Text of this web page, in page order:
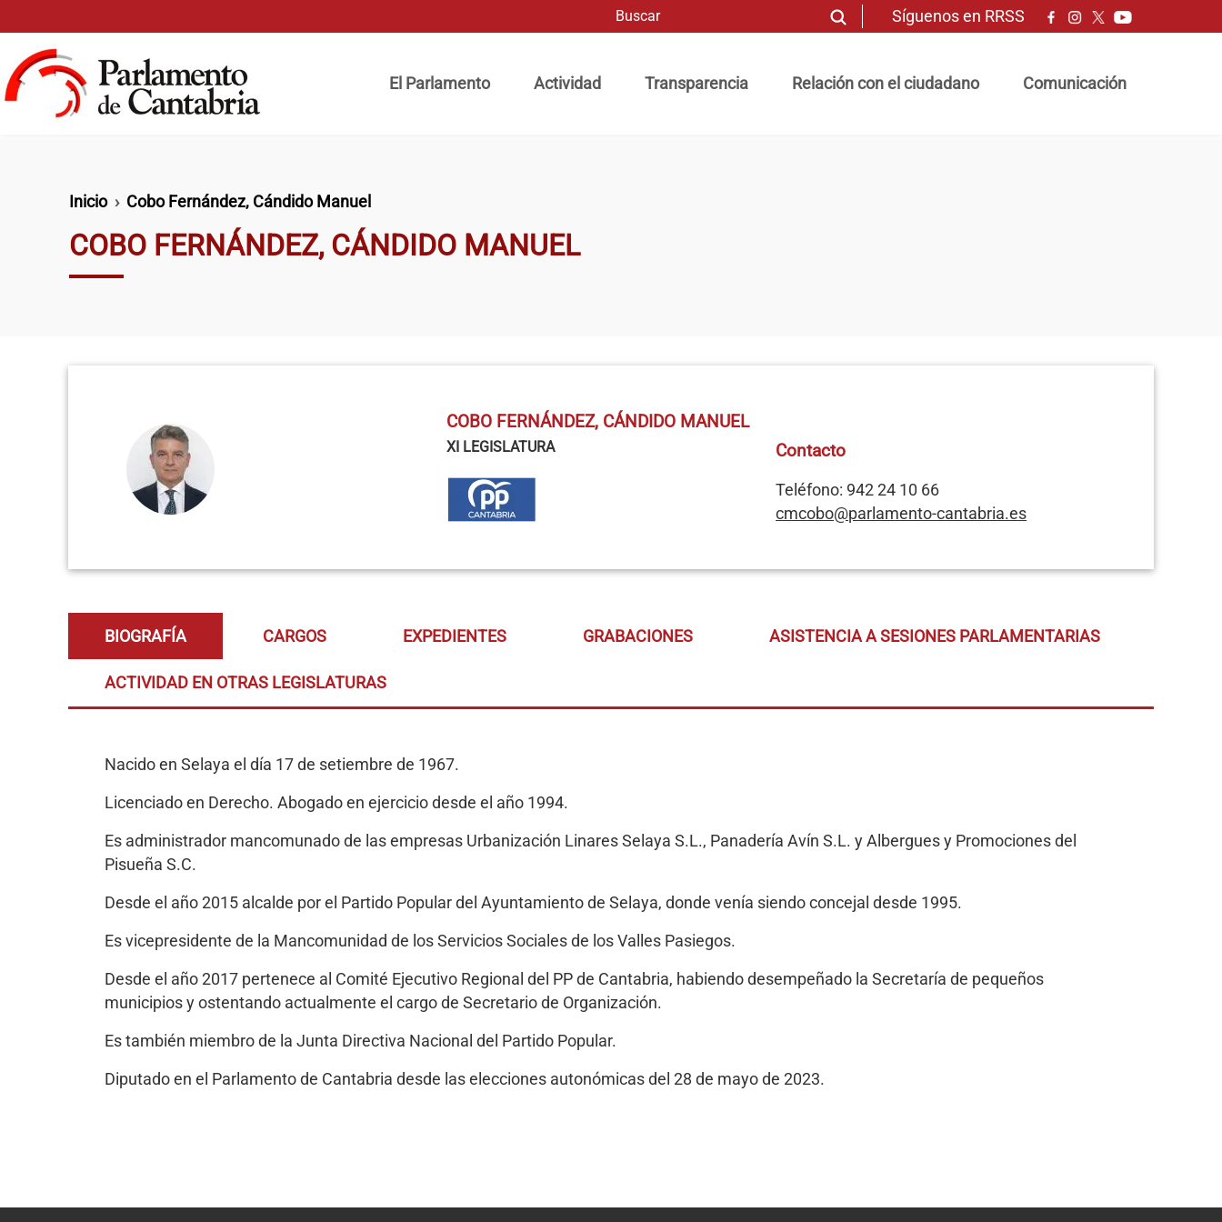
Síguenos en RRSS
El Parlamento
Actividad Transparencia Relación con el ciudadano Comunicación
Ruta de navegación
Inicio Cobo Fernández, Cándido Manuel
COBO FERNÁNDEZ, CÁNDIDO MANUEL
COBO FERNÁNDEZ, CÁNDIDO MANUEL
XI LEGISLATURA Contacto
Teléfono: 942 24 10 66
cmcobo@parlamento-cantabria.es
BIOGRAFÍA CARGOS EXPEDIENTES GRABACIONES ASISTENCIA A SESIONES PARLAMENTARIAS
ACTIVIDAD EN OTRAS LEGISLATURAS
Nacido en Selaya el día 17 de setiembre de 1967.
Licenciado en Derecho. Abogado en ejercicio desde el año 1994.
Es administrador mancomunado de las empresas Urbanización Linares Selaya S.L., Panadería Avín S.L. y Albergues y Promociones del
Pisueña S.C.
Desde el año 2015 alcalde por el Partido Popular del Ayuntamiento de Selaya, donde venía siendo concejal desde 1995.
Es vicepresidente de la Mancomunidad de los Servicios Sociales de los Valles Pasiegos.
Desde el año 2017 pertenece al Comité Ejecutivo Regional del PP de Cantabria, habiendo desempeñado la Secretaría de pequeños
municipios y ostentando actualmente el cargo de Secretario de Organización.
Es también miembro de la Junta Directiva Nacional del Partido Popular.
Diputado en el Parlamento de Cantabria desde las elecciones autonómicas del 28 de mayo de 2023.